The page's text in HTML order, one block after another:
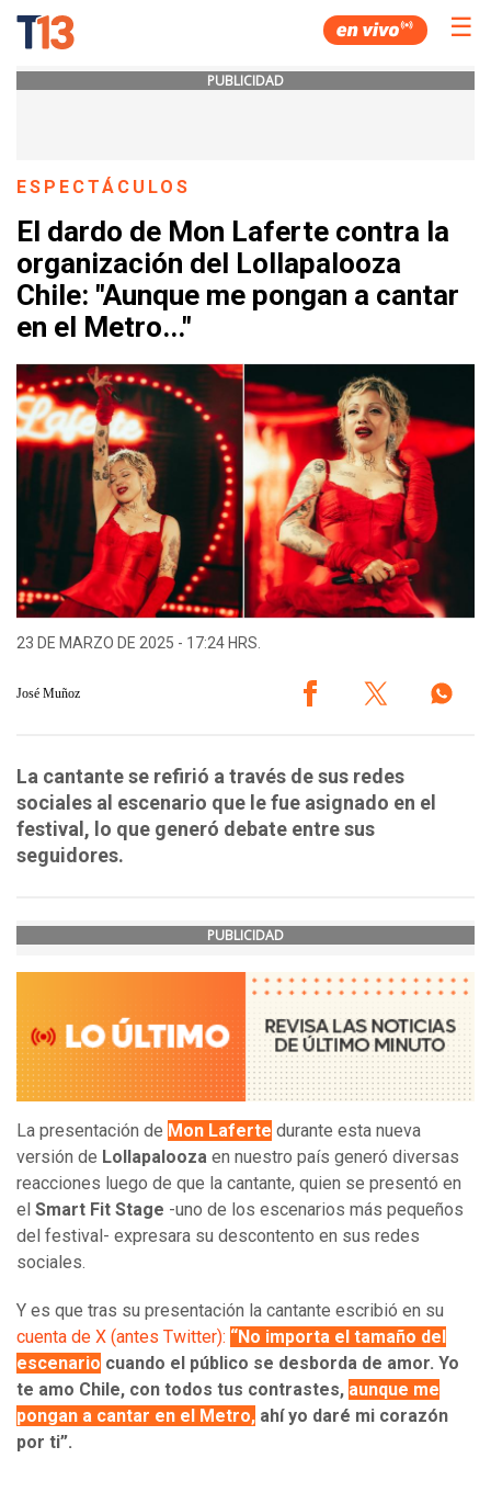
☰
PUBLICIDAD
ESPECTÁCULOS
El dardo de Mon Laferte contra la
organización del Lollapalooza
Chile: "Aunque me pongan a cantar
en el Metro..."
23 DE MARZO DE 2025 - 17:24 HRS.
José Muñoz
La cantante se refirió a través de sus redes
sociales al escenario que le fue asignado en el
festival, lo que generó debate entre sus
seguidores.
PUBLICIDAD
La presentación de Mon Laferte durante esta nueva
versión de Lollapalooza en nuestro país generó diversas
reacciones luego de que la cantante, quien se presentó en
el Smart Fit Stage -uno de los escenarios más pequeños
del festival- expresara su descontento en sus redes
sociales.
Y es que tras su presentación la cantante escribió en su
cuenta de X (antes Twitter): “No importa el tamaño del
escenario cuando el público se desborda de amor. Yo
te amo Chile, con todos tus contrastes, aunque me
pongan a cantar en el Metro, ahí yo daré mi corazón
por ti”.